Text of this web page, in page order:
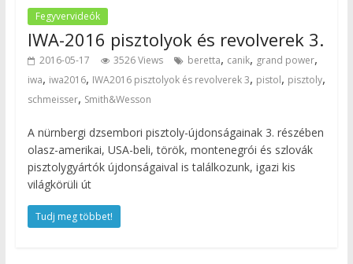
Fegyvervideók
IWA-2016 pisztolyok és revolverek 3.
2016-05-17 3526 Views beretta, canik, grand power,
iwa, iwa2016, IWA2016 pisztolyok és revolverek 3, pistol, pisztoly,
schmeisser, Smith&Wesson
A nürnbergi dzsembori pisztoly-újdonságainak 3. részében
olasz-amerikai, USA-beli, török, montenegrói és szlovák
pisztolygyártók újdonságaival is találkozunk, igazi kis
világkörüli út
Tudj meg többet!